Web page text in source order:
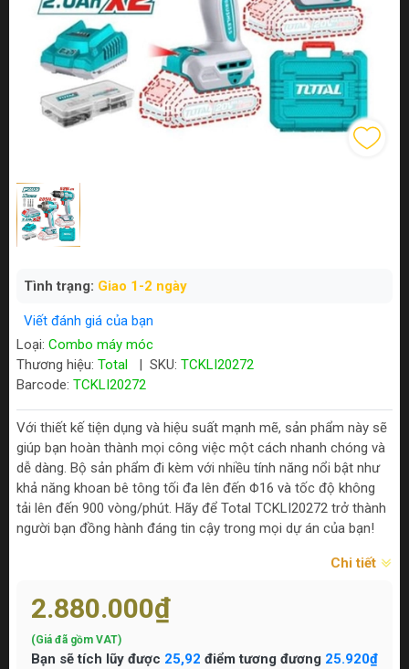
Tình trạng: Giao 1-2 ngày
Viết đánh giá của bạn
Loại: Combo máy móc
Thương hiệu: Total SKU: TCKLI20272
Barcode: TCKLI20272
Với thiết kế tiện dụng và hiệu suất mạnh mẽ, sản phẩm này sẽ
giúp bạn hoàn thành mọi công việc một cách nhanh chóng và
dễ dàng. Bộ sản phẩm đi kèm với nhiều tính năng nổi bật như
khả năng khoan bê tông tối đa lên đến Φ16 và tốc độ không
tải lên đến 900 vòng/phút. Hãy để Total TCKLI20272 trở thành
người bạn đồng hành đáng tin cậy trong mọi dự án của bạn!
Chi tiết
2.880.000₫
(Giá đã gồm VAT)
Bạn sẽ tích lũy được 25,92 điểm tương đương 25.920₫